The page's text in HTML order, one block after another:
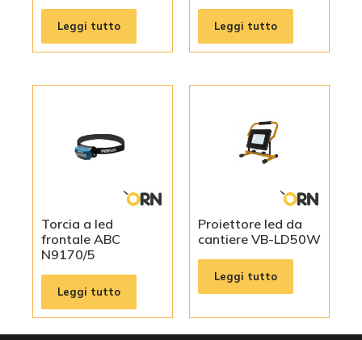
Leggi tutto Leggi tutto
Torcia a led
frontale ABC
N9170/5
Leggi tutto
Proiettore led da
cantiere VB-LD50W
Leggi tutto